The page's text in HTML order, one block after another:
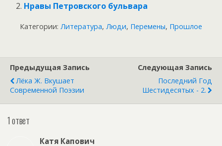
Нравы Петровского бульвара
Категории: Литература, Люди, Перемены, Прошлое
Предыдущая Запись
Лёка Ж. Вкушает
Современной Поэзии
Следующая Запись
Последний Год
Шестидесятых - 2.
1 ответ
Катя Капович